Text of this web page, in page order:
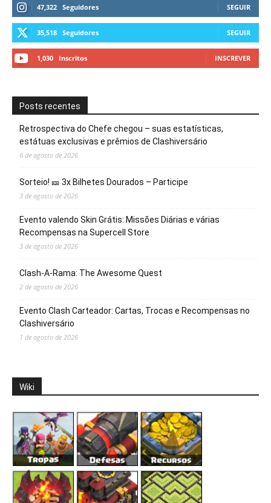
47,322 Seguidores SEGUIR
35,518 Seguidores SEGUIR
1,030 Inscritos INSCREVER
Posts recentes
Retrospectiva do Chefe chegou – suas estatísticas,
estátuas exclusivas e prêmios de Clashiversário
6 de agosto de 2026
Sorteio! 🎫 3x Bilhetes Dourados – Participe
3 de agosto de 2026
Evento valendo Skin Grátis: Missões Diárias e várias
Recompensas na Supercell Store
3 de agosto de 2026
Clash-A-Rama: The Awesome Quest
2 de agosto de 2026
Evento Clash Carteador: Cartas, Trocas e Recompensas no
Clashiversário
1 de agosto de 2026
Wiki